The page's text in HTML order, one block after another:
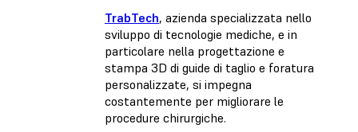
TrabTech, azienda specializzata nello
sviluppo di tecnologie mediche, e in
particolare nella progettazione e
stampa 3D di guide di taglio e foratura
personalizzate, si impegna
costantemente per migliorare le
procedure chirurgiche.